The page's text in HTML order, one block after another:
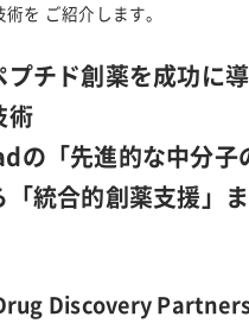
を ご紹介します。
プチド創薬を成功に
術
の「先進的な中分子
「統合的創薬支援」
Discovery